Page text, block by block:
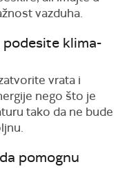
vazduha.
klima-
vrata i
nego što je
tako da ne bude
pomognu